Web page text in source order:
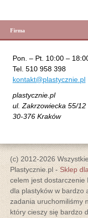
Firma
Pon. – Pt. 10:00 –
Tel. 510 958 398
kontakt@plastycznie.pl
plastycznie.pl
ul. Zakrzowiecka 55/12
30-376 Kraków
(c) 2012-2026
Plastycznie.pl -Sklep
celem jest dostarczenie
dla plastyków w bardzo
zadania uruchomiliśmy
który cieszy się bardzo